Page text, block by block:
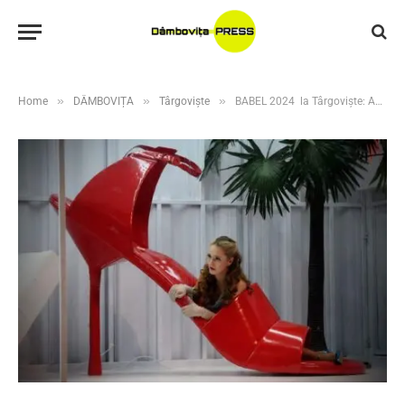
Home » DÂMBOVIȚA » Târgoviște » BABEL 2024 la Târgoviște: Adaptare specială a piesei „Troienele” de Euripide , cu Teatrul Național Csokonai din Debrecen, Ungaria